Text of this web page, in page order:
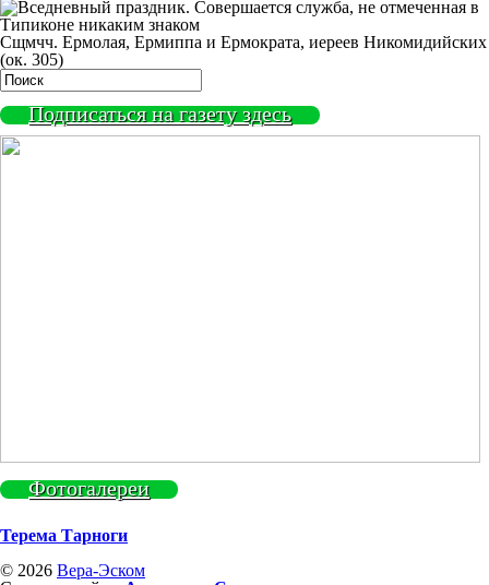
Сщмчч. Ермолая, Ермиппа и Ермократа, иереев Никомидийских
(ок. 305)
Подписаться на газету здесь
Фотогалереи
Терема Тарноги
© 2026 Вера-Эском